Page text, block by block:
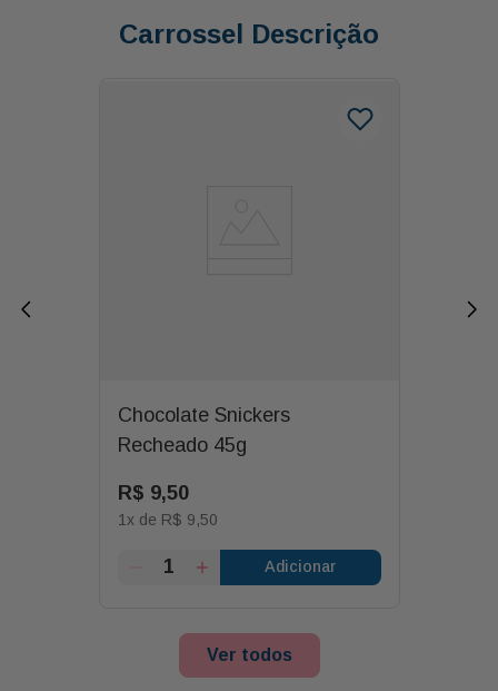
Carrossel Descrição
Chocolate Snickers
Recheado 45g
R$ 9,50
1x de R$ 9,50
Adicionar
Ver todos